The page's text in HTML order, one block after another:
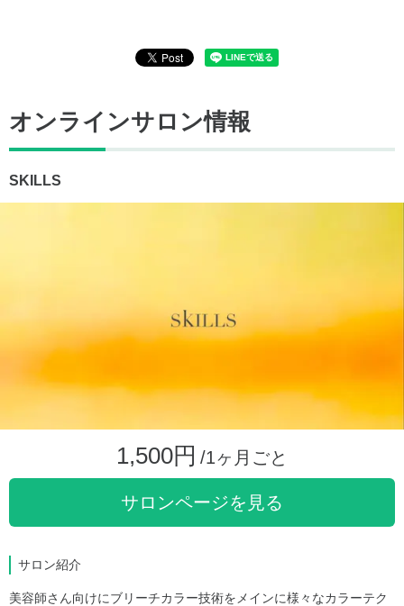
オンラインサロン情報
SKILLS
1,500円 /1ヶ月ごと
サロンページを見る
サロン紹介
美容師さん向けにブリーチカラー技術をメインに様々なカラーテク